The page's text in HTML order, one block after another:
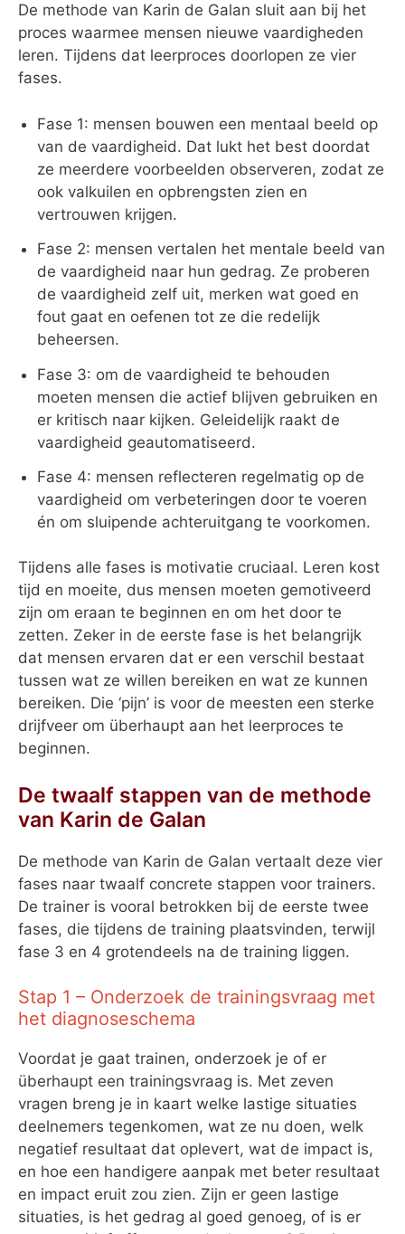
De methode van Karin de Galan sluit aan bij het
proces waarmee mensen nieuwe vaardigheden
leren. Tijdens dat leerproces doorlopen ze vier
fases.
Fase 1: mensen bouwen een mentaal beeld op
van de vaardigheid. Dat lukt het best doordat
ze meerdere voorbeelden observeren, zodat ze
ook valkuilen en opbrengsten zien en
vertrouwen krijgen.
Fase 2: mensen vertalen het mentale beeld van
de vaardigheid naar hun gedrag. Ze proberen
de vaardigheid zelf uit, merken wat goed en
fout gaat en oefenen tot ze die redelijk
beheersen.
Fase 3: om de vaardigheid te behouden
moeten mensen die actief blijven gebruiken en
er kritisch naar kijken. Geleidelijk raakt de
vaardigheid geautomatiseerd.
Fase 4: mensen reflecteren regelmatig op de
vaardigheid om verbeteringen door te voeren
én om sluipende achteruitgang te voorkomen.
Tijdens alle fases is motivatie cruciaal. Leren kost
tijd en moeite, dus mensen moeten gemotiveerd
zijn om eraan te beginnen en om het door te
zetten. Zeker in de eerste fase is het belangrijk
dat mensen ervaren dat er een verschil bestaat
tussen wat ze willen bereiken en wat ze kunnen
bereiken. Die ‘pijn’ is voor de meesten een sterke
drijfveer om überhaupt aan het leerproces te
beginnen.
De twaalf stappen van de methode
van Karin de Galan
De methode van Karin de Galan vertaalt deze vier
fases naar twaalf concrete stappen voor trainers.
De trainer is vooral betrokken bij de eerste twee
fases, die tijdens de training plaatsvinden, terwijl
fase 3 en 4 grotendeels na de training liggen.
Stap 1 – Onderzoek de trainingsvraag met
het diagnoseschema
Voordat je gaat trainen, onderzoek je of er
überhaupt een trainingsvraag is. Met zeven
vragen breng je in kaart welke lastige situaties
deelnemers tegenkomen, wat ze nu doen, welk
negatief resultaat dat oplevert, wat de impact is,
en hoe een handigere aanpak met beter resultaat
en impact eruit zou zien. Zijn er geen lastige
situaties, is het gedrag al goed genoeg, of is er